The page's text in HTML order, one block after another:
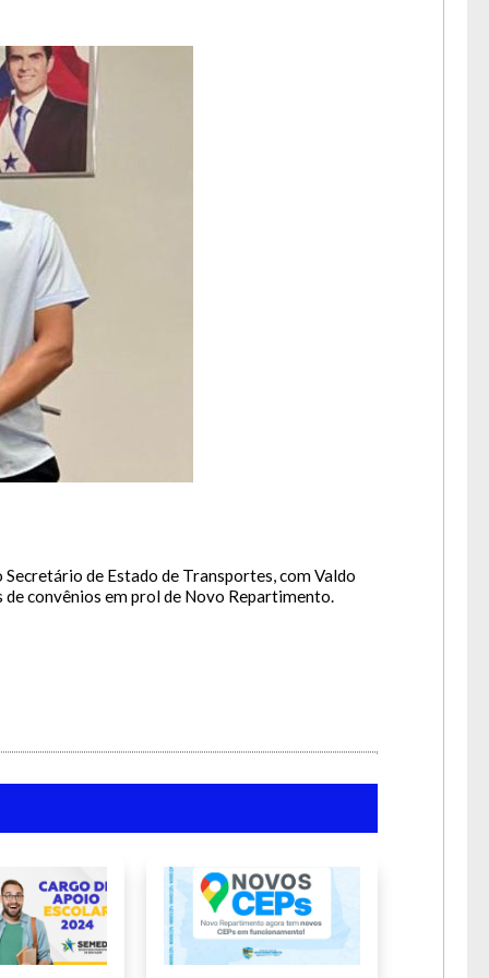
de Estado de Transportes, com Valdo
convênios em prol de Novo Repartimento.